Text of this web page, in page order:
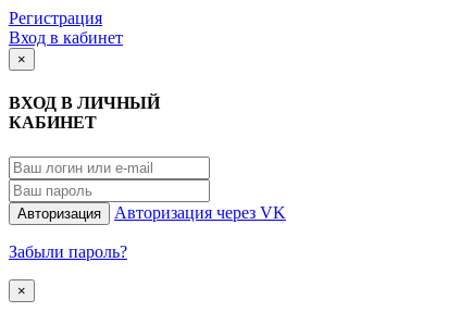
Регистрация
Вход в кабинет
×
ВХОД В ЛИЧНЫЙ
КАБИНЕТ
Авторизация Авторизация через VK
Забыли пароль?
×